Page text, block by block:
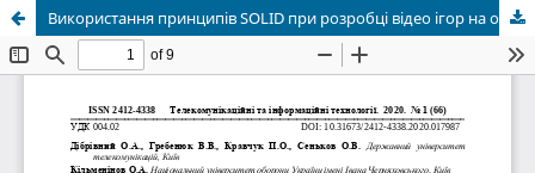
Використання принципів SOLID при розробці відео ігор на основі ігрового двигуна UNITY